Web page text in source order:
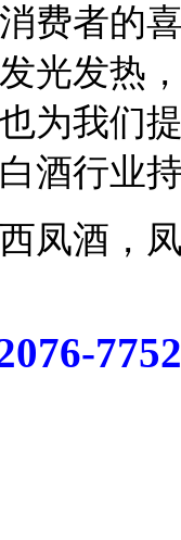
费者的
光发热
为我们
酒行业
凤酒
7752